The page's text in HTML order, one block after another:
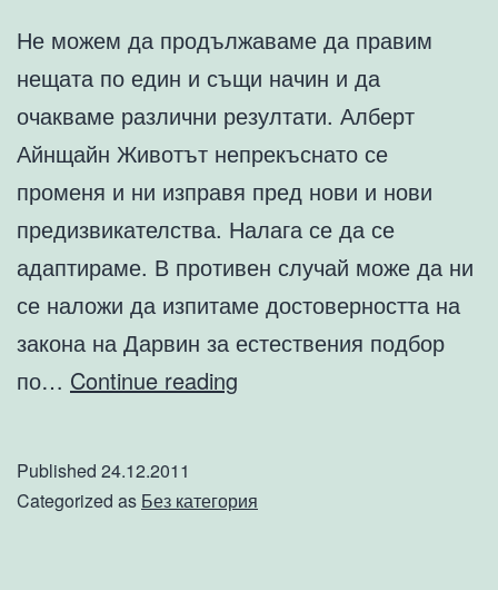
Не можем да продължаваме да правим
нещата по един и същи начин и да
очакваме различни резултати. Алберт
Айнщайн Животът непрекъснато се
променя и ни изправя пред нови и нови
предизвикателства. Налага се да се
адаптираме. В противен случай може да ни
се наложи да изпитаме достоверността на
закона на Дарвин за естествения подбор
по… Continue reading
да
Published 24.12.2011
Categorized as Без категория